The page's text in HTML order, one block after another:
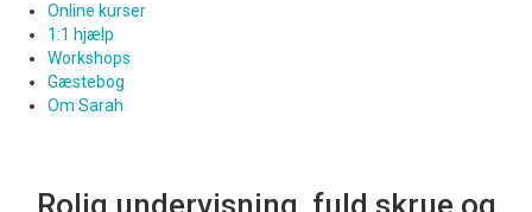
Online kurser
1:1 hjælp
Workshops
Gæstebog
Om Sarah
Rolig undervisning, fuld skrue og